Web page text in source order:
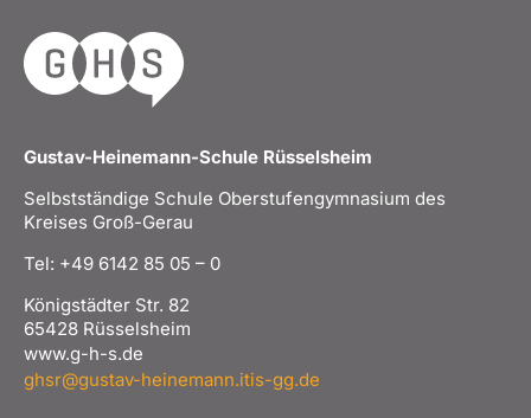
Gustav-Heinemann-Schule Rüsselsheim
Selbstständige Schule Oberstufengymnasium des
Kreises Groß-Gerau
Tel: +49 6142 85 05 – 0
Königstädter Str. 82
65428 Rüsselsheim
www.g-h-s.de
ghsr@gustav-heinemann.itis-gg.de